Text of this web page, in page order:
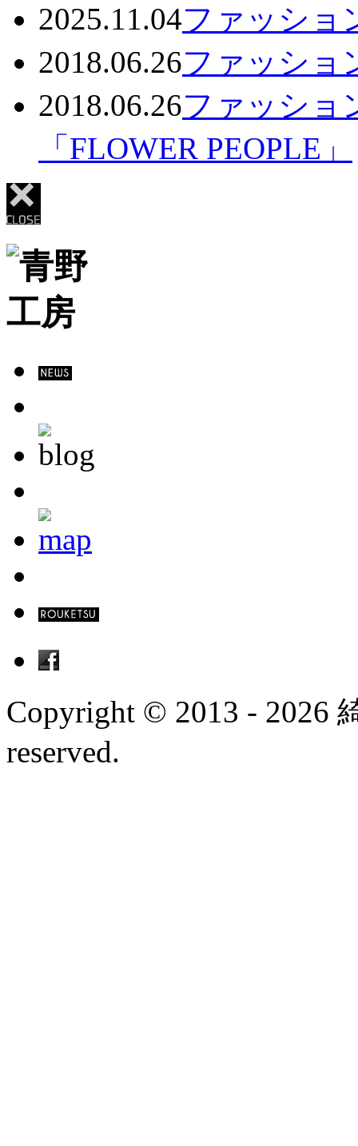
2025.11.04ファッシ
2018.06.26ファッシ
2018.06.26ファッシ
「FLOWER PEOPLE」
Copyright © 2013 - 2026
reserved.